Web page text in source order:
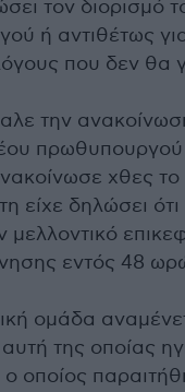
τον διορισμό
ή αντιθέτως
που δεν θα
την
χθες το
είχε δηλώσει
μελλοντικό
εντός 48
ομάδα
αυτή της οποίας
οποίος